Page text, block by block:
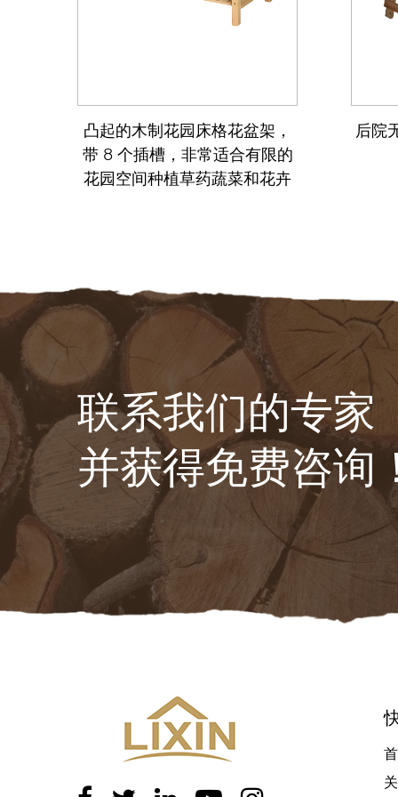
凸起的木制花园床格花盆架，
带 8 个插槽，非常适合有限的
花园空间种植草药蔬菜和花卉
后院
联系我们的专家
并获得免费咨询